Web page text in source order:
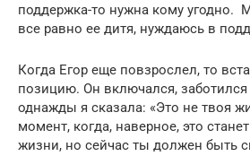
поддержка-то нужна кому угодно.
все равно ее дитя, нуждаюсь в
Когда Егор еще повзрослел, то
позицию. Он включался,
однажды я сказала: «Это не твоя
момент, когда, наверное, это
жизни, но сейчас ты должен быть